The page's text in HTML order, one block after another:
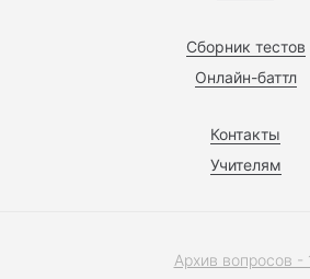
Сборник тестов
Онлайн-баттл
Контакты
Учителям
Архив вопросов -